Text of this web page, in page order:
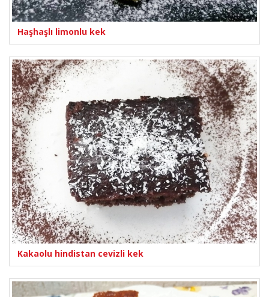
Haşhaşlı limonlu kek
Kakaolu hindistan cevizli kek